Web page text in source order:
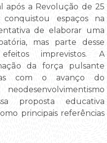
após a Revolução de 25
espaços na
de elaborar uma
mas parte desse
imprevistos. A
da força pulsante
com o avanço do
proposta educativa
principais referências